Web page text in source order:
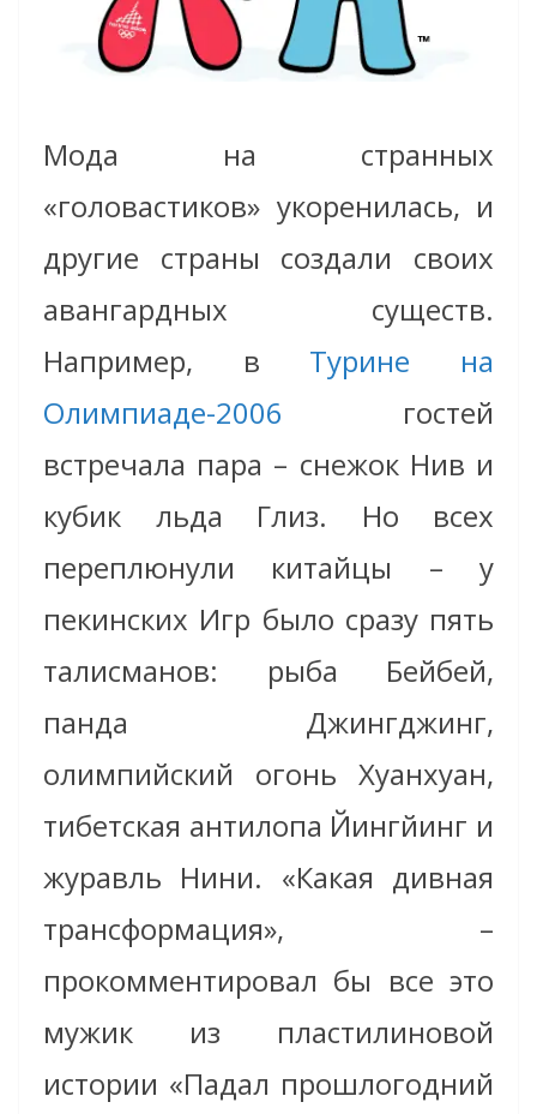
Мода на странных
«головастиков» укоренилась, и
другие страны создали своих
авангардных существ.
Например, в Турине на
Олимпиаде-2006 гостей
встречала пара – снежок Нив и
кубик льда Глиз. Но всех
переплюнули китайцы – у
пекинских Игр было сразу пять
талисманов: рыба Бейбей,
панда Джингджинг,
олимпийский огонь Хуанхуан,
тибетская антилопа Йингйинг и
журавль Нини. «Какая дивная
трансформация», –
прокомментировал бы все это
мужик из пластилиновой
истории «Падал прошлогодний